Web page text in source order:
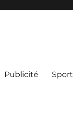
Publicité Sport